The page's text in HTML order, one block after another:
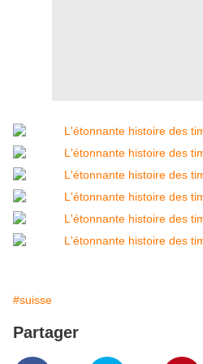
#suisse
Partager